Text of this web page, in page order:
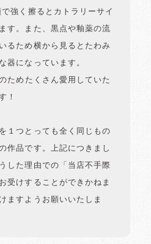
強く擦るとカトラリーサイ
す。また、黒点や釉薬の流
るため横から見るとたわみ
器になっています。
ためたくさん愛用していた
！
１つとっても全く同じもの
作品です。上記につきまし
した理由での「当店不手際
受けすることができかねま
ますようお願いいたしま